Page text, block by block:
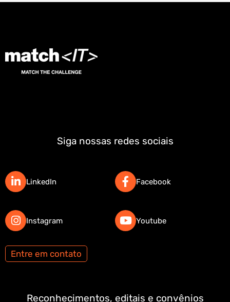
Siga nossas redes sociais
LinkedIn
Instagram
Facebook
Youtube
Entre em contato
Reconhecimentos, editais e convênios